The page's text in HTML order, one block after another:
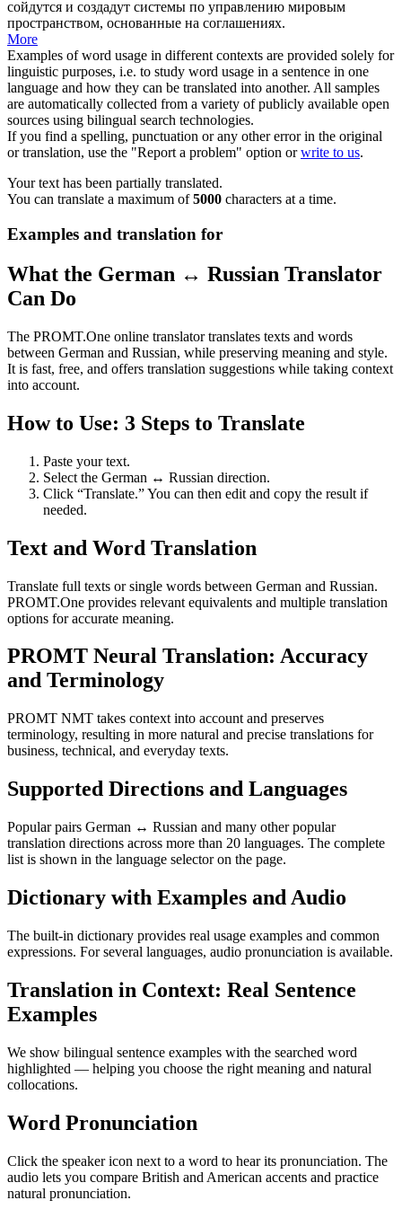
сойдутся и создадут системы по управлению мировым
пространством, основанные на соглашениях.
More
Examples of word usage in different contexts are provided solely for
linguistic purposes, i.e. to study word usage in a sentence in one
language and how they can be translated into another. All samples
are automatically collected from a variety of publicly available open
sources using bilingual search technologies.
If you find a spelling, punctuation or any other error in the original
or translation, use the "Report a problem" option orwrite to us.
Your text has been partially translated.
You can translate a maximum of5000 characters at a time.
Examples and translation for
What the German ↔ Russian Translator
Can Do
The PROMT.One online translator translates texts and words
between German and Russian, while preserving meaning and style.
It is fast, free, and offers translation suggestions while taking context
into account.
How to Use: 3 Steps to Translate
Paste your text.
Select the German ↔ Russian direction.
Click “Translate.” You can then edit and copy the result if
needed.
Text and Word Translation
Translate full texts or single words between German and Russian.
PROMT.One provides relevant equivalents and multiple translation
options for accurate meaning.
PROMT Neural Translation: Accuracy
and Terminology
PROMT NMT takes context into account and preserves
terminology, resulting in more natural and precise translations for
business, technical, and everyday texts.
Supported Directions and Languages
Popular pairs German ↔ Russian and many other popular
translation directions across more than 20 languages. The complete
list is shown in the language selector on the page.
Dictionary with Examples and Audio
The built-in dictionary provides real usage examples and common
expressions. For several languages, audio pronunciation is available.
Translation in Context: Real Sentence
Examples
We show bilingual sentence examples with the searched word
highlighted — helping you choose the right meaning and natural
collocations.
Word Pronunciation
Click the speaker icon next to a word to hear its pronunciation. The
audio lets you compare British and American accents and practice
natural pronunciation.